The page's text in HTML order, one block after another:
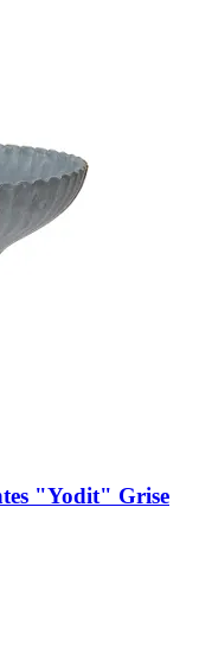
"Yodit" Grise